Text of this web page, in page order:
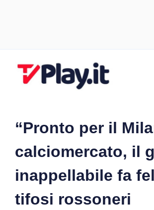
“Pronto per il
calciomercato, il
inappellabile fa
tifosi rossoneri